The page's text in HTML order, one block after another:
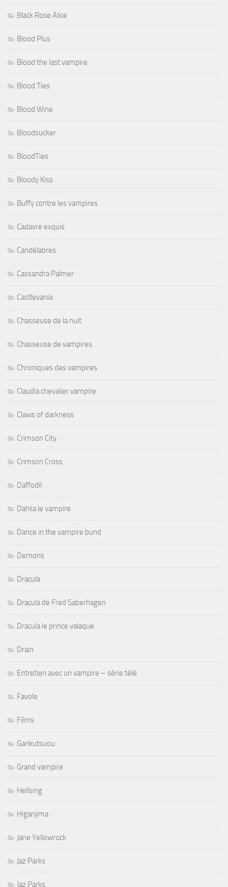
Black Rose Alice
Blood Plus
Blood the last vampire
Blood Ties
Blood Wine
Bloodsucker
BloodTies
Bloody Kiss
Buffy contre les vampires
Cadavre exquis
Candélabres
Cassandra Palmer
Castlevania
Chasseuse de la nuit
Chasseuse de vampires
Chroniques des vampires
Claudia chevalier vampire
Claws of darkness
Crimson City
Crimson Cross
Daffodil
Dahlia le vampire
Dance in the vampire bund
Demons
Dracula
Dracula de Fred Saberhagen
Dracula le prince valaque
Drain
Entretien avec un vampire – série télé
Favole
Films
Gankutsuou
Grand vampire
Hellsing
Higanjima
Jane Yellowrock
Jaz Parks
Jaz Parks